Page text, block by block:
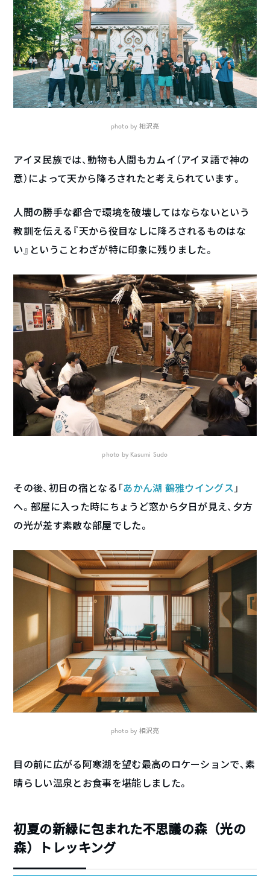
photo by 相沢亮
アイヌ民族では、動物も人間もカムイ（アイヌ語で神の
意）によって天から降ろされたと考えられています。
人間の勝手な都合で環境を破壊してはならないという
教訓を伝える『天から役目なしに降ろされるものはな
い』ということわざが特に印象に残りました。
photo by Kasumi Sudo
その後、初日の宿となる「あかん湖 鶴雅ウイングス 」
へ。部屋に入った時にちょうど窓から夕日が見え、夕方
の光が差す素敵な部屋でした。
photo by 相沢亮
目の前に広がる阿寒湖を望む最高のロケーションで、素
晴らしい温泉とお食事を堪能しました。
初夏の新緑に包まれた不思議の森（光の
森）トレッキング